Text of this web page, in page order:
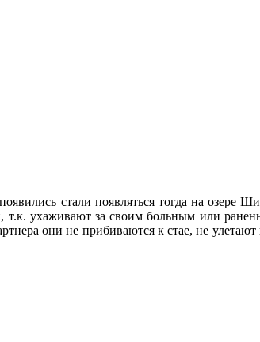
стали появляться тогда на озере
ухаживают за своим больным или
они не прибиваются к стае, не